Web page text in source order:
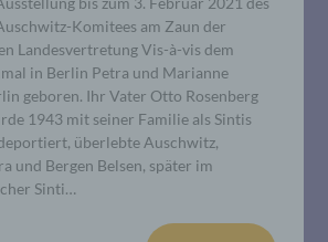
Komitees am Zaun der
Landesvertretung Vis-à-vis dem
in Berlin Petra und Marianne
geboren. Ihr Vater Otto Rosenberg
1943 mit seiner Familie als Sintis
überlebte Auschwitz,
und Bergen Belsen, später im
Sinti…